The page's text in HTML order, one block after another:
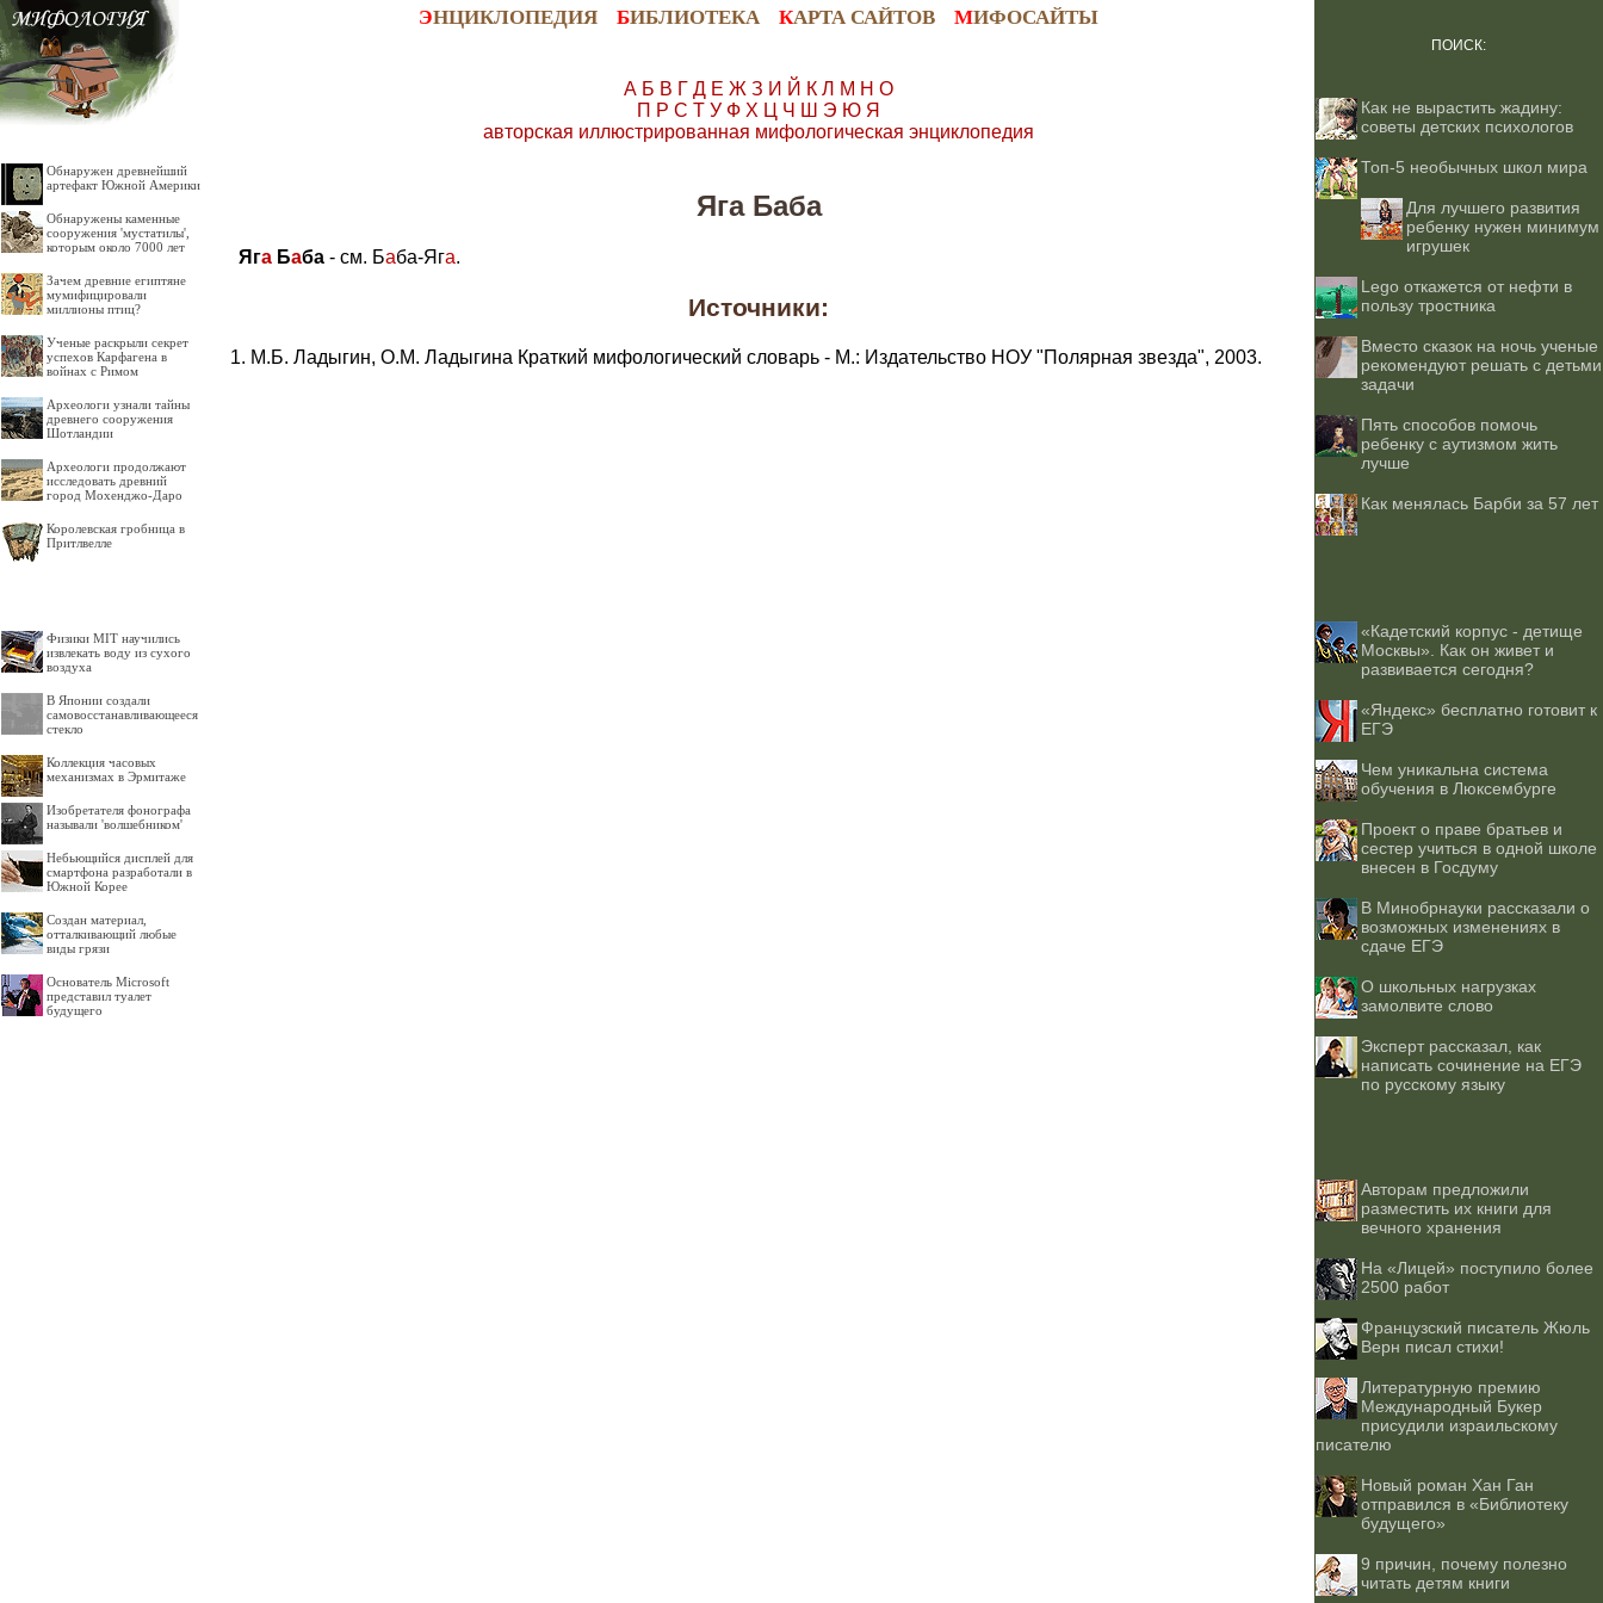
ЭНЦИКЛОПЕДИЯ БИБЛИОТЕКА КАРТА САЙТОВ МИФОСАЙТЫ
Обнаружен древнейший
артефакт Южной Америки
Обнаружены каменные
сооружения 'мустатилы',
которым около 7000 лет
Зачем древние египтяне
мумифицировали
миллионы птиц?
Ученые раскрыли секрет
успехов Карфагена в
войнах с Римом
Археологи узнали тайны
древнего сооружения
Шотландии
Археологи продолжают
исследовать древний
город Мохенджо-Даро
Королевская гробница в
Притлвелле
Физики MIT научились
извлекать воду из сухого
воздуха
В Японии создали
самовосстанавливающееся
стекло
Коллекция часовых
механизмах в Эрмитаже
Изобретателя фонографа
называли 'волшебником'
Небьющийся дисплей для
смартфона разработали в
Южной Корее
Создан материал,
отталкивающий любые
виды грязи
Основатель Microsoft
представил туалет
будущего
А Б В Г Д Е Ж З И Й К Л М Н О
П Р С Т У Ф Х Ц Ч Ш Э Ю Я
авторская иллюстрированная мифологическая энциклопедия
Яга Баба
Яга Баба - см. Баба-Яга.
Источники:
М.Б. Ладыгин, О.М. Ладыгина Краткий мифологический словарь - М.: Издательство НОУ "Полярная звезда", 2003.
ПОИСК:
Как не вырастить жадину:
советы детских психологов
Топ-5 необычных школ мира
Для лучшего развития
ребенку нужен минимум
игрушек
Lego откажется от нефти в
пользу тростника
Вместо сказок на ночь ученые
рекомендуют решать с детьми
задачи
Пять способов помочь
ребенку с аутизмом жить
лучше
Как менялась Барби за 57 лет
«Кадетский корпус - детище
Москвы». Как он живет и
развивается сегодня?
«Яндекс» бесплатно готовит к
ЕГЭ
Чем уникальна система
обучения в Люксембурге
Проект о праве братьев и
сестер учиться в одной школе
внесен в Госдуму
В Минобрнауки рассказали о
возможных изменениях в
сдаче ЕГЭ
О школьных нагрузках
замолвите слово
Эксперт рассказал, как
написать сочинение на ЕГЭ
по русскому языку
Авторам предложили
разместить их книги для
вечного хранения
На «Лицей» поступило более
2500 работ
Французский писатель Жюль
Верн писал стихи!
Литературную премию
Международный Букер
присудили израильскому
писателю
Новый роман Хан Ган
отправился в «Библиотеку
будущего»
9 причин, почему полезно
читать детям книги